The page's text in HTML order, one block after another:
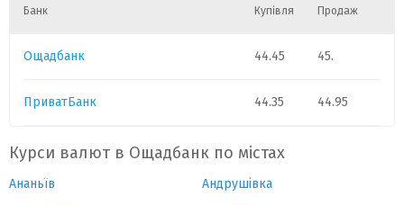
Банк Купівля Продаж
Ощадбанк 44.45 45.
ПриватБанк 44.35 44.95
Курси валют в Ощадбанк по містах
Ананьїв Андрушівка